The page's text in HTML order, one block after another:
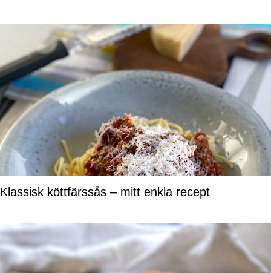
Klassisk köttfärssås – mitt enkla recept